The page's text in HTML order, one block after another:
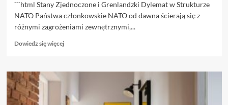
```html Stany Zjednoczone i Grenlandzki Dylemat w Strukturze
NATO Państwa członkowskie NATO od dawna ścierają się z
różnymi zagrożeniami zewnętrznymi,...
Dowiedz się więcejDowiedz
o
gotowa